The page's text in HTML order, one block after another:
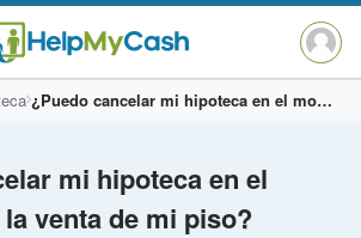
¿Puedo cancelar mi hipoteca en el momento de la venta de mi piso?
mi hipoteca en el
venta de mi piso?